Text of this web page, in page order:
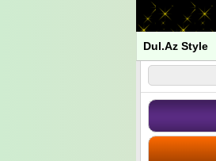
Dul.Az Style